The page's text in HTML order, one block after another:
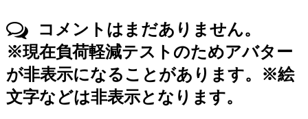
コメントはまだありません。
※現在負荷軽減テストのためアバター
が非表示になることがあります。※絵
文字などは非表示となります。